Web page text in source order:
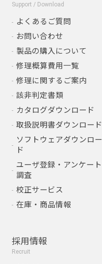
Support / Download
よくあるご質問
お問い合わせ
製品の購入について
修理概算費用一覧
修理に関するご案内
該非判定書類
カタログダウンロード
取扱説明書ダウンロード
ソフトウェアダウンロー
ド
ユーザ登録・アンケート
調査
校正サービス
在庫・商品情報
採用情報
Recruit